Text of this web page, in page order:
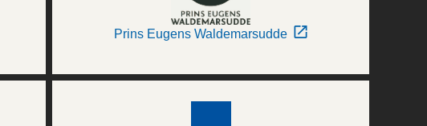
Prins Eugens Waldemarsudde